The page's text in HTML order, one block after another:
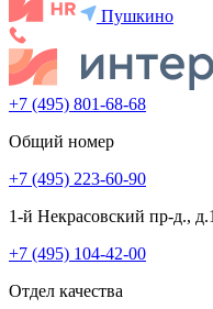
Пушкино
+7 (495) 801-68-68
Общий номер
+7 (495) 223-60-90
1-й Некрасовский пр-д.,
+7 (495) 104-42-00
Отдел качества